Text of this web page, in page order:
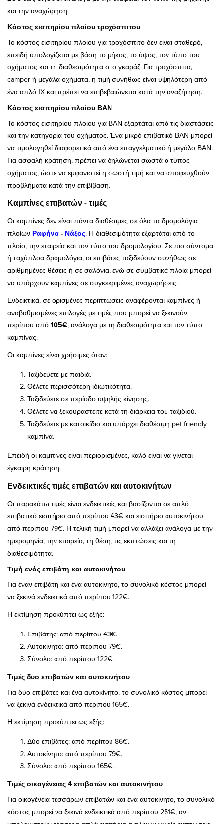
και την αναχώρηση.
Κόστος εισιτηρίου πλοίου τροχόσπιτου
Το κόστος εισιτηρίου πλοίου για τροχόσπιτο δεν είναι σταθερό,
επειδή υπολογίζεται με βάση το μήκος, το ύψος, τον τύπο του
οχήματος και τη διαθεσιμότητα στο γκαράζ. Για τροχόσπιτα,
camper ή μεγάλα οχήματα, η τιμή συνήθως είναι υψηλότερη από
ένα απλό ΙΧ και πρέπει να επιβεβαιώνεται κατά την αναζήτηση.
Κόστος εισιτηρίου πλοίου ΒΑΝ
Το κόστος εισιτηρίου πλοίου για ΒΑΝ εξαρτάται από τις διαστάσεις
και την κατηγορία του οχήματος. Ένα μικρό επιβατικό ΒΑΝ μπορεί
να τιμολογηθεί διαφορετικά από ένα επαγγελματικό ή μεγάλο ΒΑΝ.
Για ασφαλή κράτηση, πρέπει να δηλώνεται σωστά ο τύπος
οχήματος, ώστε να εμφανιστεί η σωστή τιμή και να αποφευχθούν
προβλήματα κατά την επιβίβαση.
Καμπίνες επιβατών - τιμές
Οι καμπίνες δεν είναι πάντα διαθέσιμες σε όλα τα δρομολόγια
πλοίων Ραφήνα - Νάξος. Η διαθεσιμότητα εξαρτάται από το
πλοίο, την εταιρεία και τον τύπο του δρομολογίου. Σε πιο σύντομα
ή ταχύπλοα δρομολόγια, οι επιβάτες ταξιδεύουν συνήθως σε
αριθμημένες θέσεις ή σε σαλόνια, ενώ σε συμβατικά πλοία μπορεί
να υπάρχουν καμπίνες σε συγκεκριμένες αναχωρήσεις.
Ενδεικτικά, σε ορισμένες περιπτώσεις αναφέρονται καμπίνες ή
αναβαθμισμένες επιλογές με τιμές που μπορεί να ξεκινούν
περίπου από 105€, ανάλογα με τη διαθεσιμότητα και τον τύπο
καμπίνας.
Οι καμπίνες είναι χρήσιμες όταν:
Ταξιδεύετε με παιδιά.
Θέλετε περισσότερη ιδιωτικότητα.
Ταξιδεύετε σε περίοδο υψηλής κίνησης.
Θέλετε να ξεκουραστείτε κατά τη διάρκεια του ταξιδιού.
Ταξιδεύετε με κατοικίδιο και υπάρχει διαθέσιμη pet friendly
καμπίνα.
Επειδή οι καμπίνες είναι περιορισμένες, καλό είναι να γίνεται
έγκαιρη κράτηση.
Ενδεικτικές τιμές επιβατών και αυτοκινήτων
Οι παρακάτω τιμές είναι ενδεικτικές και βασίζονται σε απλό
επιβατικό εισιτήριο από περίπου 43€ και εισιτήριο αυτοκινήτου
από περίπου 79€. Η τελική τιμή μπορεί να αλλάξει ανάλογα με την
ημερομηνία, την εταιρεία, τη θέση, τις εκπτώσεις και τη
διαθεσιμότητα.
Τιμή ενός επιβάτη και αυτοκινήτου
Για έναν επιβάτη και ένα αυτοκίνητο, το συνολικό κόστος μπορεί
να ξεκινά ενδεικτικά από περίπου 122€.
Η εκτίμηση προκύπτει ως εξής:
Επιβάτης: από περίπου 43€.
Αυτοκίνητο: από περίπου 79€.
Σύνολο: από περίπου 122€.
Τιμές δυο επιβατών και αυτοκινήτου
Για δύο επιβάτες και ένα αυτοκίνητο, το συνολικό κόστος μπορεί
να ξεκινά ενδεικτικά από περίπου 165€.
Η εκτίμηση προκύπτει ως εξής:
Δύο επιβάτες: από περίπου 86€.
Αυτοκίνητο: από περίπου 79€.
Σύνολο: από περίπου 165€.
Τιμές οικογένειας 4 επιβατών και αυτοκινήτου
Για οικογένεια τεσσάρων επιβατών και ένα αυτοκίνητο, το συνολικό
κόστος μπορεί να ξεκινά ενδεικτικά από περίπου 251€, αν